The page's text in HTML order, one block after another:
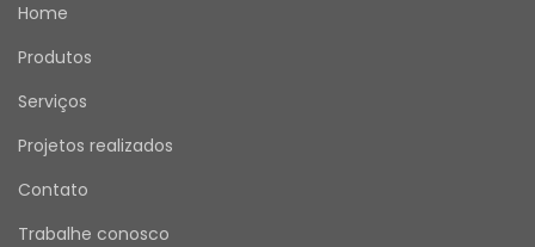
Home
Produtos
Serviços
Projetos realizados
Contato
Trabalhe conosco